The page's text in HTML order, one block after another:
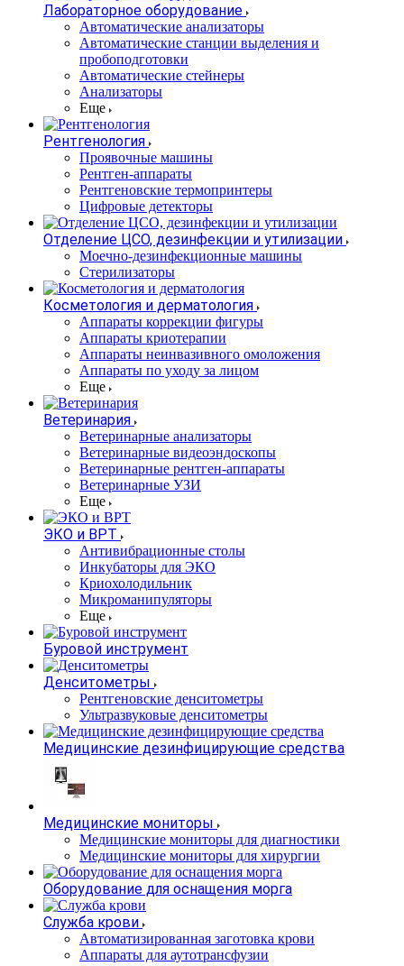
Лабораторное оборудование
Автоматические анализаторы
Автоматические станции выделения и
пробоподготовки
Автоматические стейнеры
Анализаторы
Еще
Рентгенология
Проявочные машины
Рентген-аппараты
Рентгеновские термопринтеры
Цифровые детекторы
Отделение ЦСО, дезинфекции и утилизации
Моечно-дезинфекционные машины
Стерилизаторы
Косметология и дерматология
Аппараты коррекции фигуры
Аппараты криотерапии
Аппараты неинвазивного омоложения
Аппараты по уходу за лицом
Еще
Ветеринария
Ветеринарные анализаторы
Ветеринарные видеоэндоскопы
Ветеринарные рентген-аппараты
Ветеринарные УЗИ
Еще
ЭКО и ВРТ
Антивибрационные столы
Инкубаторы для ЭКО
Криохолодильник
Микроманипуляторы
Еще
Буровой инструмент
Денситометры
Рентгеновские денситометры
Ультразвуковые денситометры
Медицинские дезинфицирующие средства
Медицинские мониторы
Медицинские мониторы для диагностики
Медицинские мониторы для хирургии
Оборудование для оснащения морга
Служба крови
Автоматизированная заготовка крови
Аппараты для аутотрансфузии